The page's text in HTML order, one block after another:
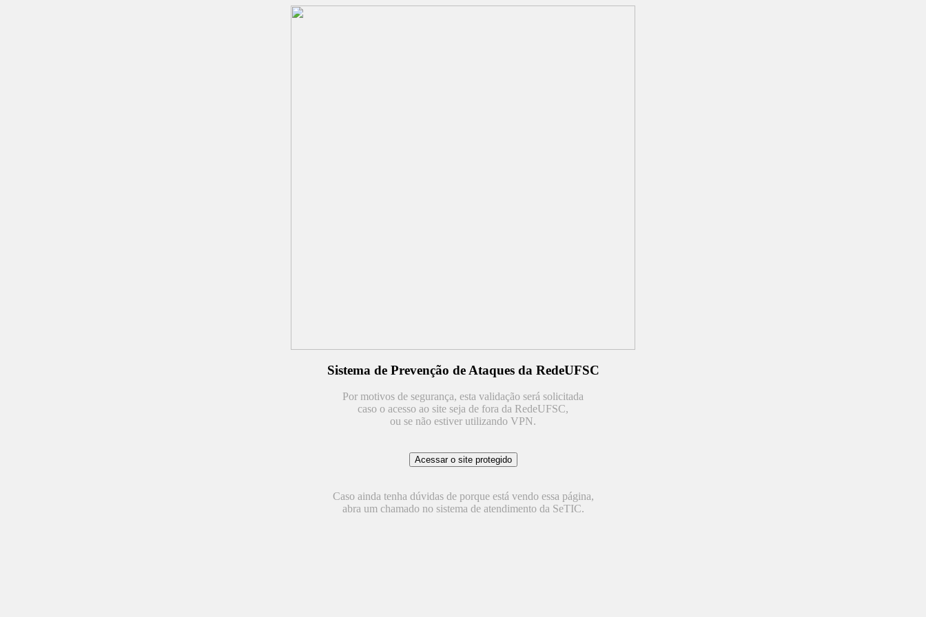
Sistema de Prevenção de Ataques da RedeUFSC
Por motivos de segurança, esta validação será solicitada
caso o acesso ao site seja de fora da RedeUFSC,
ou se não estiver utilizando VPN.
Caso ainda tenha dúvidas de porque está vendo essa página,
abra um chamado no sistema de atendimento da SeTIC.